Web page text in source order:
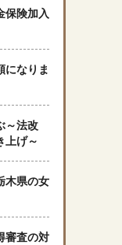
保険加入
になりま
～法改
上げ～
木県の女
審査の対